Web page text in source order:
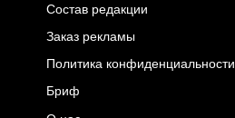
Состав редакции
Заказ рекламы
Политика конфиденциальности
Бриф